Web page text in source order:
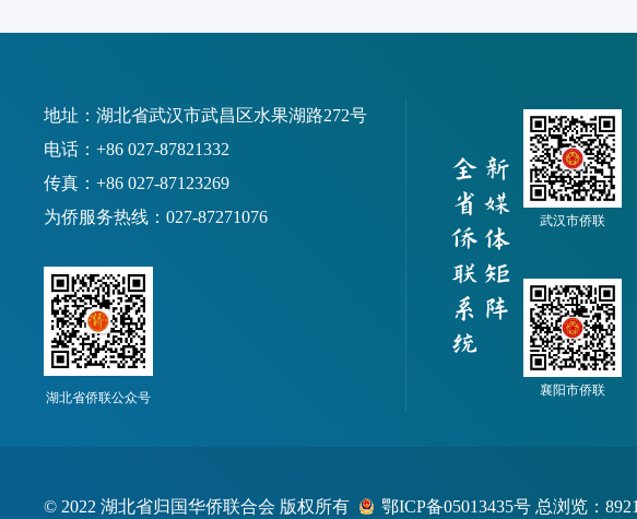
地址：湖北省武汉市武昌区水果湖路272号
电话：+86 027-87821332
传真：+86 027-87123269
为侨服务热线：027-87271076
湖北省侨联公众号
武汉市侨联
襄阳市侨联
© 2022 湖北省归国华侨联合会 版权所有 鄂ICP备05013435号 总浏览：